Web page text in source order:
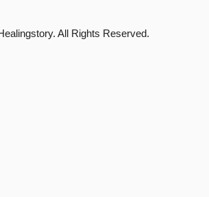
All Rights Reserved.